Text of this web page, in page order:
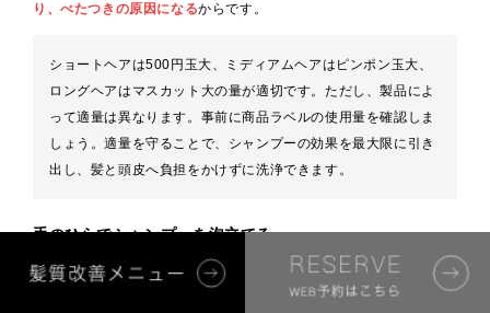
り、べたつきの原因になるからです。
ショートヘアは500円玉大、ミディアムヘアはピンポン玉大、
ロングヘアはマスカット大の量が適切です。ただし、製品によ
って適量は異なります。事前に商品ラベルの使用量を確認しま
しょう。適量を守ることで、シャンプーの効果を最大限に引き
出し、髪と頭皮へ負担をかけずに洗浄できます。
手のひらでシャンプーを泡立てる
手に取ったシャンプーは、そのまま髪につけるのではなく、まず手